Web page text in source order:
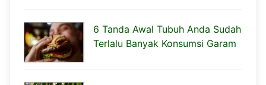
6 Tanda Awal Tubuh Anda Sudah
Terlalu Banyak Konsumsi Garam